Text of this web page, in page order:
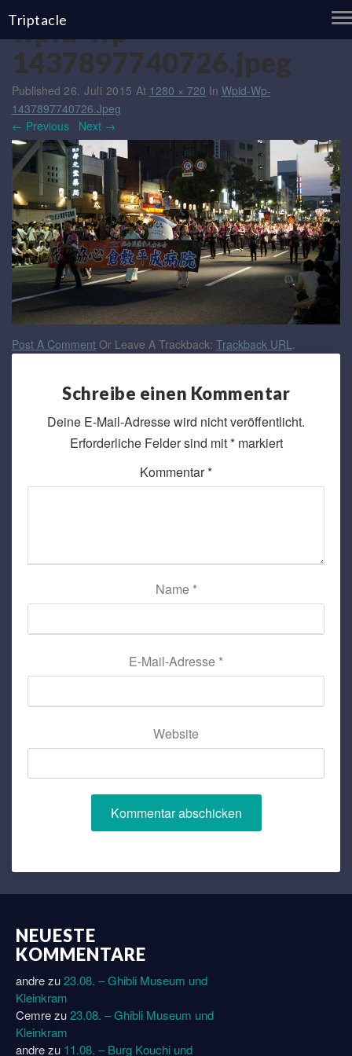
Triptacle
wpid-wp-
1437897740726.jpeg
Published 26. Juli 2015 At 1280 × 720 In Wpid-Wp-
1437897740726.jpeg
← Previous
Next →
Post A Comment Or Leave A Trackback: Trackback URL.
Schreibe einen Kommentar
Deine E-Mail-Adresse wird nicht veröffentlicht.
Erforderliche Felder sind mit*markiert
Kommentar*
Name *
E-Mail-Adresse *
Website
NEUESTE
KOMMENTARE
andrezu23.08. – Ghibli Museum und
Kleinkram
Cemrezu23.08. – Ghibli Museum und
Kleinkram
andrezu 11.08. – Burg Kouchi und